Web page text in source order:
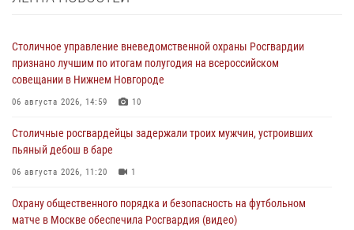
Столичное управление вневедомственной охраны Росгвардии
признано лучшим по итогам полугодия на всероссийском
совещании в Нижнем Новгороде
06 августа 2026, 14:59 10
Столичные росгвардейцы задержали троих мужчин, устроивших
пьяный дебош в баре
06 августа 2026, 11:20 1
Охрану общественного порядка и безопасность на футбольном
матче в Москве обеспечила Росгвардия (видео)